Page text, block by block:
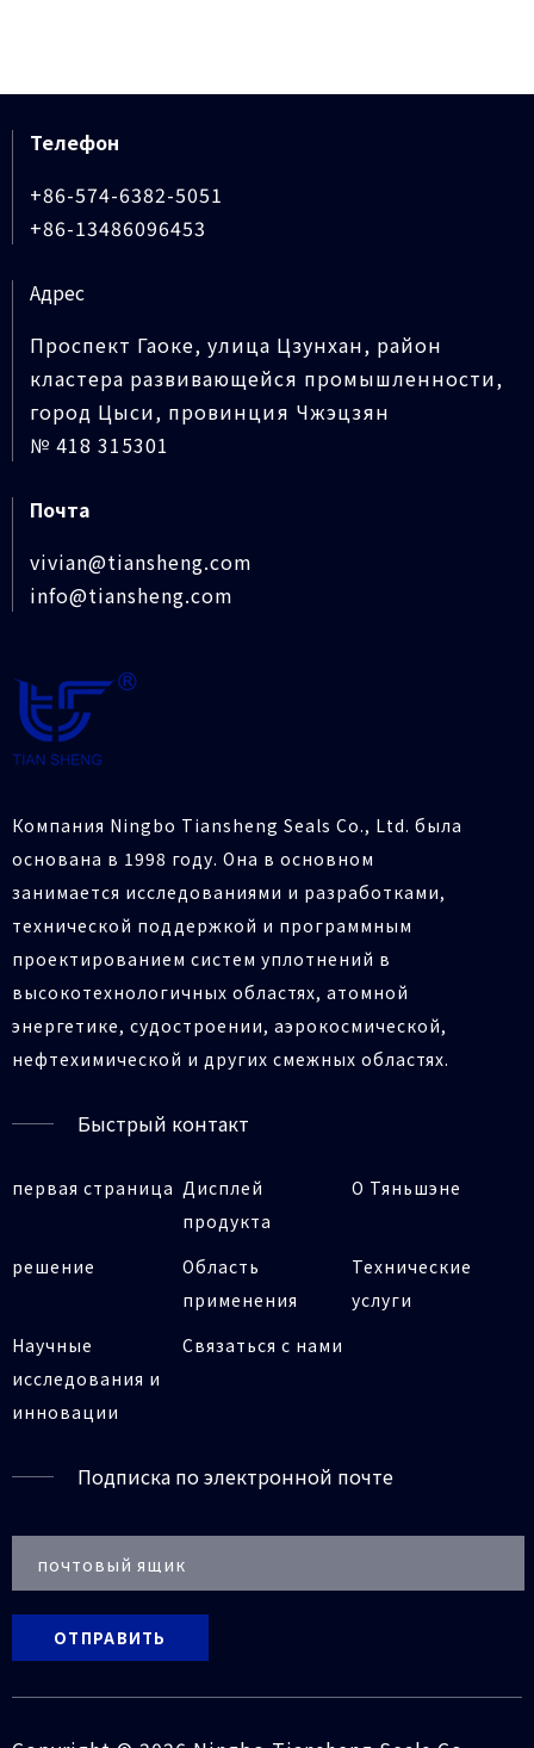
Телефон
+86-574-6382-5051
+86-13486096453
Адрес
Проспект Гаоке, улица Цзунхан, район
кластера развивающейся промышленности,
город Цыси, провинция Чжэцзян
№ 418 315301
Почта
vivian@tiansheng.com
info@tiansheng.com
Компания Ningbo Tiansheng Seals Co., Ltd. была
основана в 1998 году. Она в основном
занимается исследованиями и разработками,
технической поддержкой и программным
проектированием систем уплотнений в
высокотехнологичных областях, атомной
энергетике, судостроении, аэрокосмической,
нефтехимической и других смежных областях.
Быстрый контакт
первая страница Дисплей
продукта
О Тяньшэне
решение
Область
применения
Технические
услуги
Научные
исследования и
инновации
Связаться с нами
Подписка по электронной почте
ОТПРАВИТЬ